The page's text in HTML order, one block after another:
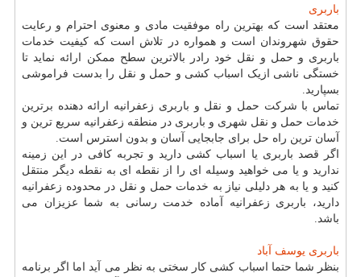
باربری
معتقد است که بهترین راه موفقیت مادی و معنوی احترام و رعایت
حقوق شهروندان است و همواره در تلاش است که کیفیت خدمات
باربری و حمل و نقل خود رادر بالاترین سطح ممکن ارائه نماید تا
خستگی ناشی ازیک اسباب کشی و حمل و نقل را بدست فراموشی
بسپارید.
تماس با شرکت حمل و نقل و باربری زعفرانیه ارائه دهنده برترین
خدمات حمل و نقل شهری و باربری در منطقه زعفرانیه سریع ترین و
آسان ترین راه حل برای جابجایی آسان و بدون استرس است.
اگر قصد باربری یا اسباب کشی دارید و تجربه کافی در این زمینه
ندارید و یا می خواهید وسیله ای را از نقطه ای به نقطه دیگر منتقل
کنید و یا به هر دلیلی نیاز به خدمات حمل و نقل در محدوده زعفرانیه
دارید، باربری زعفرانیه آماده خدمت رسانی به شما عزیزان می
باشد.
باربری یوسف آباد
بنظر شما حتما اسباب کشی کار سختی به نظر می آید اما اگر برنامه